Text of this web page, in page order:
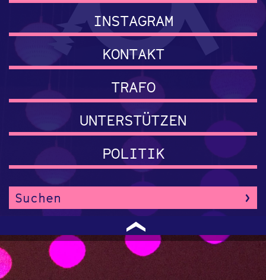
INSTAGRAM
KONTAKT
TRAFO
UNTERSTÜTZEN
POLITIK
›